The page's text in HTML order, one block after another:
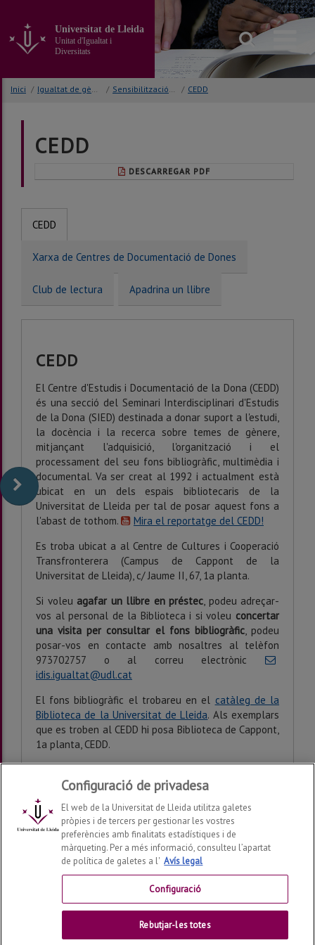
contingut
principal
la
pàgina
Universitat de Lleida
Unitat d'Igualtat i
Diversitats
Inici / Igualtat de gènere Dolors Piera / Sensibilització i divulgació / CEDD
CEDD
DESCARREGAR PDF
CEDD
Xarxa de Centres de Documentació de Dones
Club de lectura Apadrina un llibre
CEDD
El Centre d'Estudis i Documentació de la Dona (CEDD)
és una secció del Seminari Interdisciplinari d'Estudis
de la Dona (SIED) destinada a donar suport a l'estudi,
la docència i la recerca sobre temes de gènere,
mitjançant l'adquisició, l'organització i el
processament del seu fons bibliogràfic, multimèdia i
documental. Va ser creat al 1992 i actualment està
ubicat en un dels espais bibliotecaris de la
Universitat de Lleida per tal de posar aquest fons a
l'abast de tothom.
Mira el reportatge del CEDD!
Es troba ubicat a al Centre de Cultures i Cooperació
Transfronterera (Campus de Cappont de la
Universitat de Lleida), c/ Jaume II, 67, 1a planta.
Si voleu agafar un llibre en préstec, podeu adreçar-
vos al personal de la Biblioteca i si voleu concertar
una visita per consultar el fons bibliogràfic, podeu
posar-vos en contacte amb nosaltres al telèfon
973702757 o al correu electrònic
idis.igualtat@udl.cat
El fons bibliogràfic el trobareu en el catàleg de la
Biblioteca de la Universitat de Lleida. Als exemplars
que es troben al CEDD hi posa Biblioteca de Cappont,
1a planta, CEDD.
Unitat d'Igualtat i Diversitats 2026© | Telf: +34 973 70
Contactar
Configuració de privadesa
El web de la Universitat de Lleida utilitza galetes
pròpies i de tercers per gestionar les vostres
preferències amb finalitats estadístiques i de
màrqueting. Per a més informació, consulteu l’apartat
de política de galetes a l' Avís legal
Configuració
Rebutjar-les totes